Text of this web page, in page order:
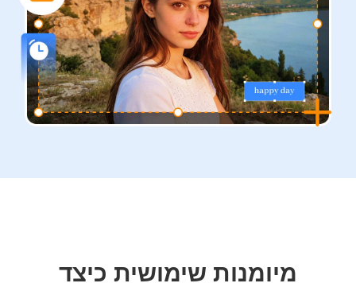
מיומנות שימושית כיצד